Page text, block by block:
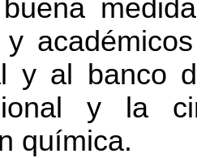
y
y al banco
y la
química.